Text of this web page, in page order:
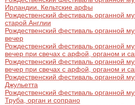
Ирландии. Кельтские арфы
Рождественский фестиваль органной
старой Англии
Рождественский фестиваль органной
вечер
Рождественский фестиваль органной
вечер при свечах с арфой, органом и
Рождественский фестиваль органной
вечер при свечах с арфой, органом и
Рождественский фестиваль органной
Джульетта
Рождественский фестиваль органной
Труба, орган и сопрано